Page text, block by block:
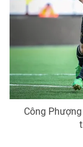
VTV Sức khoẻ
Thị trường
VTV4
Công